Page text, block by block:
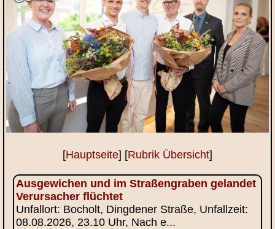
[Hauptseite] [Rubrik Übersicht]
Ausgewichen und im Straßengraben gelandet
Verursacher flüchtet
Unfallort: Bocholt, Dingdener Straße, Unfallzeit:
08.08.2026, 23.10 Uhr, Nach e...